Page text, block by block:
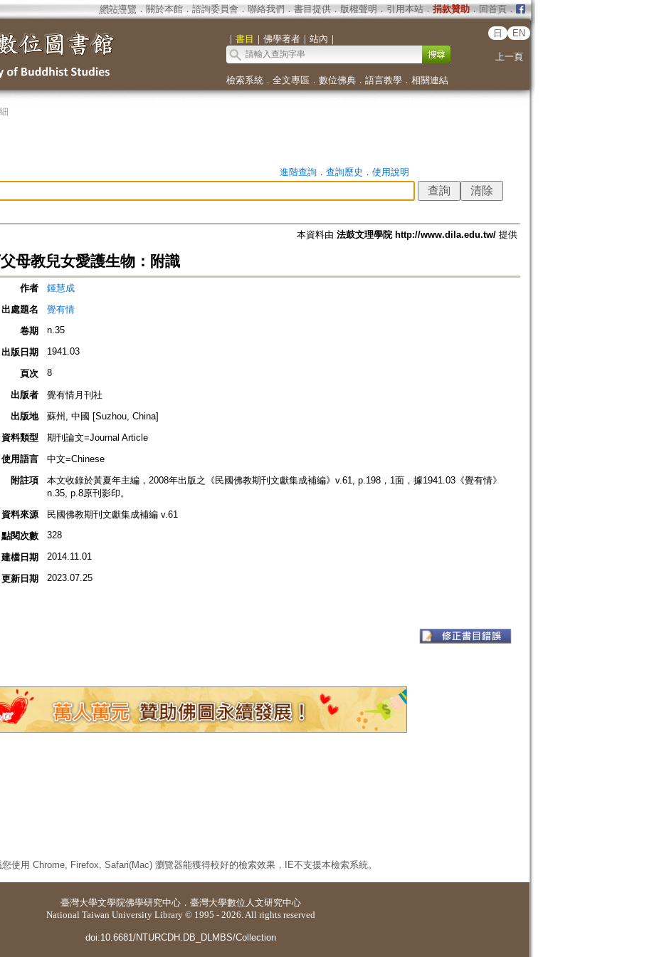
網站導覽 ． 關於本館． 諮詢委員會． 聯絡我們 ． 書目提供． 版權聲明 ． 引用本站． 捐款贊助．回首頁．
｜ 書目 ｜ 佛學著者｜ 站內 ｜
日 EN
上一頁
檢索系統． 全文專區 ． 數位佛典． 語言教學． 相關連結
進階查詢． 查詢歷史 ． 使用說明
本資料由 法鼓文理學院 http://www.dila.edu.tw/提供
母教兒女愛護生物：附識
作者
鍾慧成
出處題名
覺有情
卷期
n.35
出版日期 1941.03
頁次 8
出版者
覺有情月刊社
出版地
蘇州, 中國 [Suzhou, China]
資料類型
期刊論文=Journal Article
使用語言
中文=Chinese
附註項
本文收錄於黃夏年主編，2008年出版之《民國佛教期刊文獻集成補編》v.61, p.198，1面，據1941.03《覺有情》
n.35, p.8原刊影印。
資料來源
民國佛教期刊文獻集成補編 v.61
點閱次數
328
建檔日期 2014.11.01
更新日期 2023.07.25
您使用 Chrome, Firefox, Safari(Mac) 瀏覽器能獲得較好的檢索效果，IE不支援本檢索系統。
臺灣大學文學院佛學研究中心 ． 臺灣大學數位人文研究中心
National Taiwan University Library © 1995 - 2026. All rights reserved
doi:10.6681/NTURCDH.DB_DLMBS/Collection